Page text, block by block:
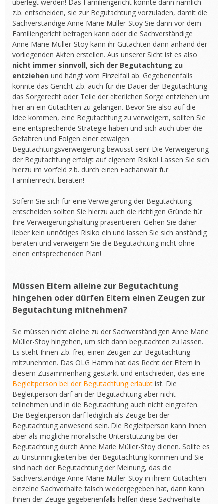
überlegt werden! Das Familiengericht könnte dann nämlich
z.b. entscheiden, sie zur Begutachtung vorzuladen, damit die
Sachverständige Anne Marie Müller-Stoy Sie dann vor dem
Familiengericht befragen kann oder die Sachverständige
Anne Marie Müller-Stoy kann ihr Gutachten dann anhand der
vorliegenden Akten erstellen. Aus unserer Sicht ist es also
nicht immer sinnvoll, sich der Begutachtung zu
entziehen und hängt vom Einzelfall ab. Gegebenenfalls
könnte das Gericht z.b. auch für die Dauer der Begutachtung
das Sorgerecht oder Teile der elterlichen Sorge entziehen um
hier an ein Gutachten zu gelangen. Bevor Sie also auf die
Idee kommen, eine Begutachtung zu verweigern, sollten Sie
eine entsprechende Strategie haben und sich auch über die
Gefahren und Folgen einer etwaigen
Begutachtungsverweigerung bewusst sein! Die Verweigerung
der Begutachtung erfolgt auf eigenem Risiko! Lassen Sie sich
hierzu im Vorfeld z.b. durch einen Fachanwalt für
Familienrecht beraten!
Sofern Sie sich für eine Verweigerung der Begutachtung
entscheiden sollten Sie hierzu auch die richtigen Gründe für
Ihre Verweigerungshaltung präsentieren. Gehen Sie daher
lieber kein unnötiges Risiko ein und lassen Sie sich anständig
beraten und verweigern Sie die Begutachtung nicht ohne
einen entsprechenden Plan!
Müssen Eltern alleine zur Begutachtung
hingehen oder dürfen Eltern einen Zeugen zur
Begutachtung mitnehmen?
Sie müssen nicht alleine zu der Sachverständigen Anne Marie
Müller-Stoy hingehen, um sich dann begutachten zu lassen.
Es steht Ihnen z.b. frei, einen Zeugen zur Begutachtung
mitzunehmen. Das OLG Hamm hat das Recht der Eltern in
diesem Zusammenhang gestärkt und entschieden, das eine
Begleitperson bei der Begutachtung erlaubt ist. Die
Begleitperson darf an der Begutachtung aber nicht
teilnehmen und in die Begutachtung auch nicht eingreifen.
Die Begleitperson darf lediglich als Zeuge bei der
Begutachtung anwesend sein. Die Begleitperson kann Ihnen
aber als mögliche moralische Unterstützung bei der
Begutachtung durch Anne Marie Müller-Stoy dienen. Sollte es
zu Unstimmigkeiten bei der Begutachtung kommen und Sie
sind nach der Begutachtung der Meinung, das die
Sachverständige Anne Marie Müller-Stoy in ihrem Gutachten
einzelne Sachverhalte falsch wiedergegeben hat, dann kann
Ihnen der Zeuge gegebenenfalls helfen diese Sachverhalte